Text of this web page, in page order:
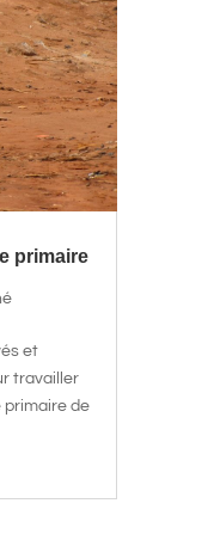
primaire
et
travailler
primaire de